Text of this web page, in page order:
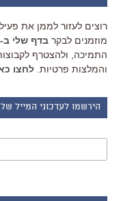
רוצים לעזור לממן את
מוזמנים לבקר בדף שלי ב-Patreon
התמיכה, ולהצטרף
והמלצות פרטיות. לחצו
הירשמו לעדכוני המייל